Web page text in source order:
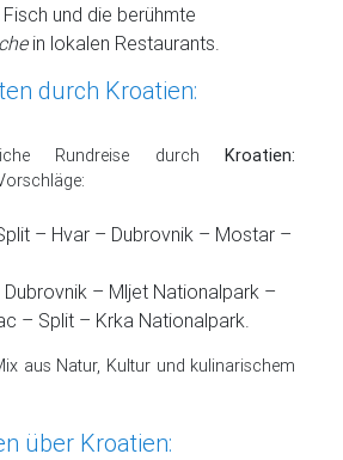
und die berühmte
in lokalen Restaurants.
durch Kroatien:
Rundreise durchKroatien:
– Hvar – Dubrovnik – Mostar –
Dubrovnik – Mljet Nationalpark –
– Split – Krka Nationalpark.
aus Natur, Kultur und kulinarischem
über Kroatien: